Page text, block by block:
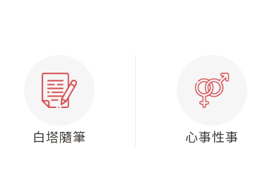
白塔隨筆 心事性事